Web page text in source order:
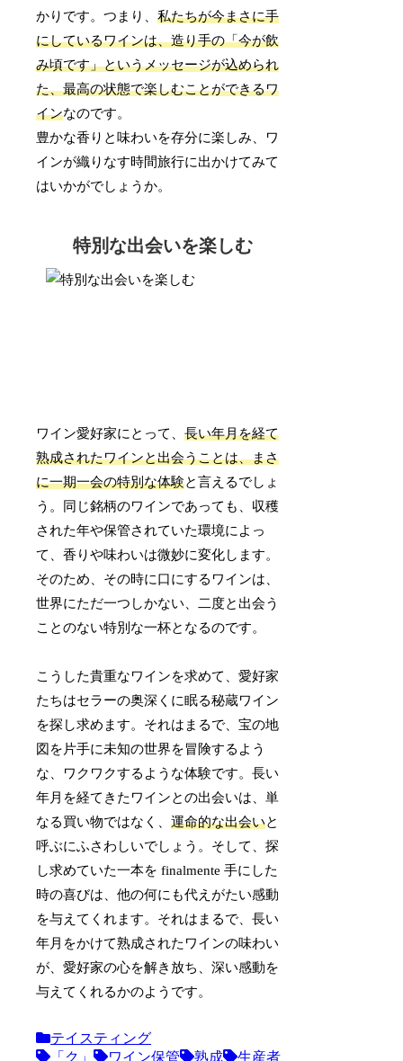
かりです。つまり、私たちが今まさに手
にしているワインは、造り手の「今が飲
み頃です」というメッセージが込められ
た、最高の状態で楽しむことができるワ
インなのです。
豊かな香りと味わいを存分に楽しみ、ワ
インが織りなす時間旅行に出かけてみて
はいかがでしょうか。
特別な出会いを楽しむ
ワイン愛好家にとって、長い年月を経て
熟成されたワインと出会うことは、まさ
に一期一会の特別な体験と言えるでしょ
う。同じ銘柄のワインであっても、収穫
された年や保管されていた環境によっ
て、香りや味わいは微妙に変化します。
そのため、その時に口にするワインは、
世界にただ一つしかない、二度と出会う
ことのない特別な一杯となるのです。
こうした貴重なワインを求めて、愛好家
たちはセラーの奥深くに眠る秘蔵ワイン
を探し求めます。それはまるで、宝の地
図を片手に未知の世界を冒険するよう
な、ワクワクするような体験です。長い
年月を経てきたワインとの出会いは、単
なる買い物ではなく、運命的な出会いと
呼ぶにふさわしいでしょう。そして、探
し求めていた一本を finalmente 手にした
時の喜びは、他の何にも代えがたい感動
を与えてくれます。それはまるで、長い
年月をかけて熟成されたワインの味わい
が、愛好家の心を解き放ち、深い感動を
与えてくれるかのようです。
テイスティング
「ク」
ワイン保管 熟成 生産者